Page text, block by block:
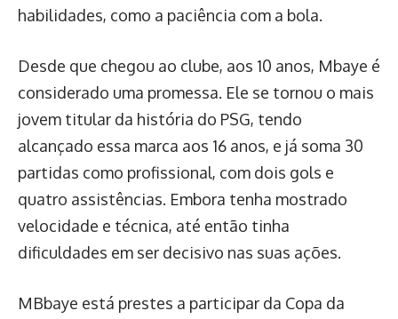
habilidades, como a paciência com a bola.
Desde que chegou ao clube, aos 10 anos, Mbaye é
considerado uma promessa. Ele se tornou o mais
jovem titular da história do PSG, tendo
alcançado essa marca aos 16 anos, e já soma 30
partidas como profissional, com dois gols e
quatro assistências. Embora tenha mostrado
velocidade e técnica, até então tinha
dificuldades em ser decisivo nas suas ações.
MBbaye está prestes a participar da Copa da